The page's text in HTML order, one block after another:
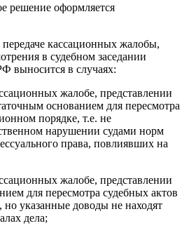
решение оформляется
кассационных жалобы,
в судебном заседании
выносится в случаях:
жалобе, представлении
основанием для пересмотра
порядке, т.е. не
нарушении судами норм
права, повлиявших на
жалобе, представлении
для пересмотра судебных актов
но указанные доводы не находят
дела;